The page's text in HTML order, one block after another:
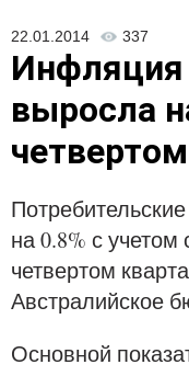
22.01.2014 337
Инфляция
выросла
на 0.8% с учетом
четвертом
Австралийское
Основной